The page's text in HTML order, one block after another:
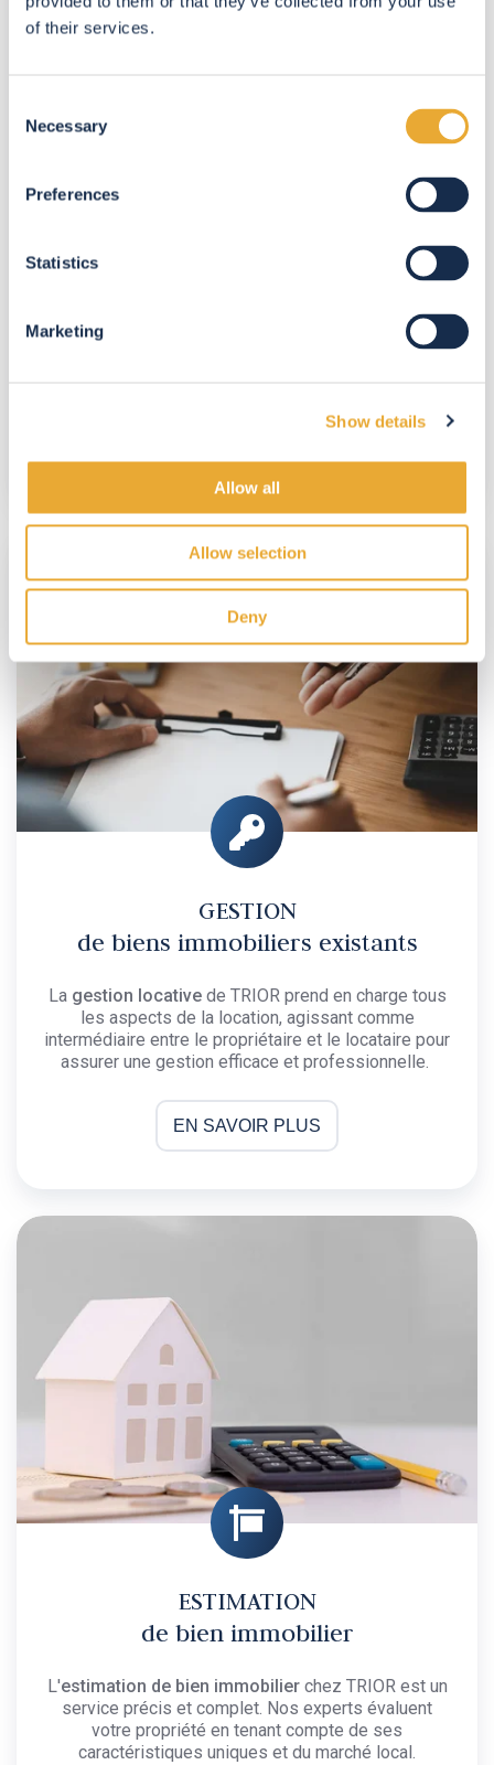
of their services.
Selection
Necessary
Preferences
Statistics
Marketing
Show details
Allow all
Allow selection
Deny
de biens immobiliers existants
expérimenté assure une estimation précise de sa
valeur et garantit une vente rapide et au meilleur
immobiliers
existants
GESTION
de biens immobiliers existants
La gestion locativede TRIOR prend en charge tous
les aspects de la location, agissant comme
intermédiaire entre le propriétaire et le locataire pour
assurer une gestion efficace et professionnelle.
EN SAVOIR PLUS
ESTIMATION
de bien immobilier
L'estimation de bien immobilierchez TRIOR est un
service précis et complet. Nos experts évaluent
votre propriété en tenant compte de ses
caractéristiques uniques et du marché local.